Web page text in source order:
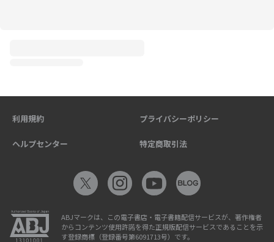
利用規約 プライバシーポリシー
ヘルプセンター 特定商取引法
ABJマークは、この電子書店・電子書籍配信サービスが、著作権者
からコンテンツ使用許諾を得た正規版配信サービスであることを示
す登録商標（登録番号第6091713号）です。